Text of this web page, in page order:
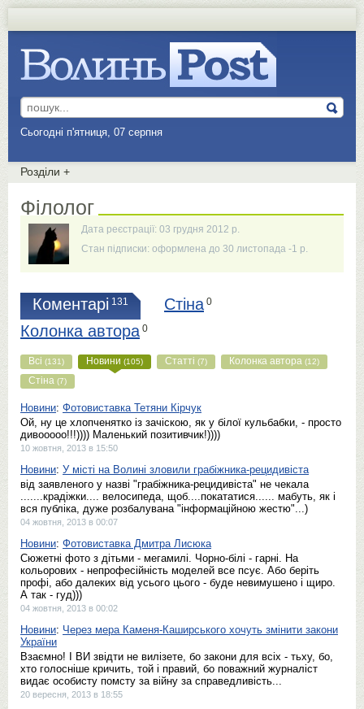
Сьогодні п'ятниця, 07 серпня
Розділи +
Філолог
Дата реєстрації: 03 грудня 2012 р.
Стан підписки: оформлена до 30 листопада -1 р.
Коментарі 131 Стіна 0
Колонка автора 0
Всі (131) Новини (105) Статті (7) Колонка автора (12)
Стіна (7)
Новини: Фотовиставка Тетяни Кірчук
Ой, ну це хлопченятко із зачіскою, як у білої кульбабки, - просто
дивооооо!!!)))) Маленький позитивчик!))))
10 жовтня, 2013 в 15:50
Новини: У місті на Волині зловили грабіжника-рецидивіста
від заявленого у назві "грабіжника-рецидивіста" не чекала
.......крадіжки.... велосипеда, щоб....покататися...... мабуть, як і
вся публіка, дуже розбалувана "інформаційною жестю"...)
04 жовтня, 2013 в 00:07
Новини: Фотовиставка Дмитра Лисюка
Сюжетні фото з дітьми - мегамилі. Чорно-білі - гарні. На
кольорових - непрофесійність моделей все псує. Або беріть
профі, або далеких від усього цього - буде невимушено і щиро.
А так - гуд)))
04 жовтня, 2013 в 00:02
Новини: Через мера Каменя-Каширського хочуть змінити закони
України
Взаємно! І ВИ звідти не вилізете, бо закони для всіх - тьху, бо,
хто голосніше кричить, той і правий, бо поважний журналіст
видає особисту помсту за війну за справедливість...
20 вересня, 2013 в 18:55